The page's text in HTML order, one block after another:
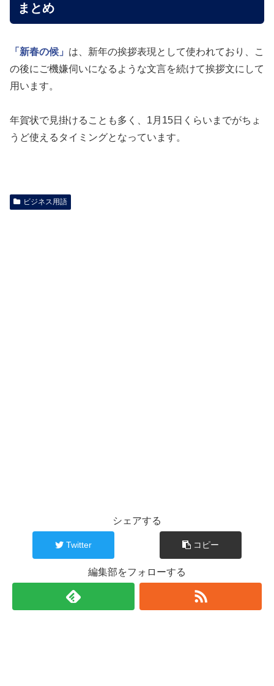
まとめ
「新春の候」 は、新年の挨拶表現として使われており、こ
の後にご機嫌伺いになるような文言を続けて挨拶文にして
用います。
年賀状で見掛けることも多く、1月15日くらいまでがちょ
うど使えるタイミングとなっています。
ビジネス用語
シェアする
Twitter コピー
編集部をフォローする